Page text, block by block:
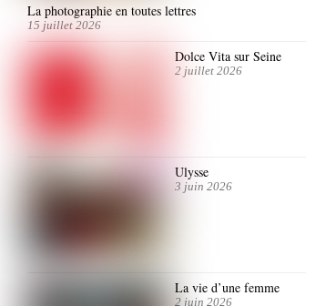
La photographie en toutes lettres
15 juillet 2026
Dolce Vita sur Seine
2 juillet 2026
Ulysse
3 juin 2026
La vie d’une femme
2 juin 2026